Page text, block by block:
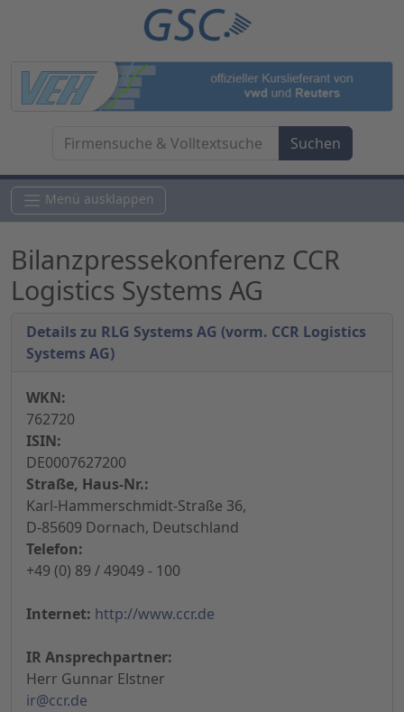
Menü ausklappen
Bilanzpressekonferenz CCR
Logistics Systems AG
Details zu RLG Systems AG (vorm. CCR Logistics
Systems AG)
WKN:
762720
ISIN:
DE0007627200
Straße, Haus-Nr.:
Karl-Hammerschmidt-Straße 36,
D-85609 Dornach, Deutschland
Telefon:
+49 (0) 89 / 49049 - 100
Internet: http://www.ccr.de
IR Ansprechpartner:
Herr Gunnar Elstner
ir@ccr.de